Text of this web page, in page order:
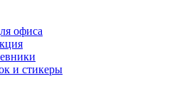
офиса
и стикеры